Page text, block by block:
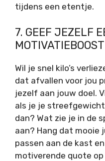
tijdens een etentje.
7. GEEF JEZELF
MOTIVATIEBOOST
Wil je snel kilo’s
dat afvallen voor jou
jezelf aan jouw doel.
als je je
dan? Wat zie je in de
aan? Hang dat mooie
passen aan de kast
motiverende quote